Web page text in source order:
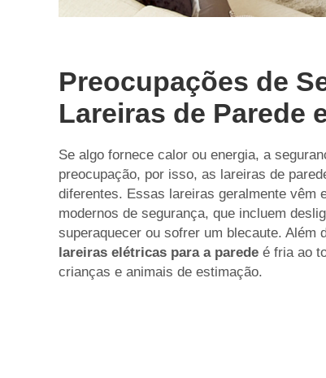
Preocupações de
Lareiras de Parede
Se algo fornece calor ou energia, a
preocupação, por isso, as lareiras de
diferentes. Essas lareiras geralmente vêm
modernos de segurança, que incluem
superaquecer ou sofrer um blecaute. Além
lareiras elétricas para a parede é fria ao
crianças e animais de estimação.